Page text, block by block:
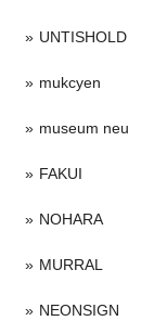
UNTISHOLD
mukcyen
museum neu
FAKUI
NOHARA
MURRAL
NEONSIGN